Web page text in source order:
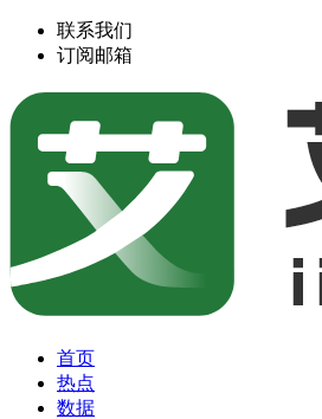
联系我们
订阅邮箱
首页
热点
数据